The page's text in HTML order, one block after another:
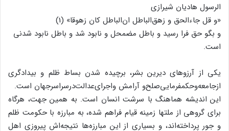
الرسول هادیان شیرازى
«و قل جاءالحق و زهق‌الباطل ان‌الباطل کان زهوقا» (1)
و بگو حق فرا رسید و باطل مضمحل و نابود شد و باطل نابود شدنى
است.
یکى از آرزوهاى دیرین بشر، برچیده شدن بساط ظلم و بیدادگرى
ازجامعه‌‌وحکمفرمایى‌‌صلح‌‌و آرامش واجراى‌‌عدالت‌‌درسراسرجهان است.
این اندیشه هماهنگ با سرشت انسان است. به همین جهت، هرگاه
براى گروهى از ملتها زمینه قیام فراهم شده، به مبارزه با حکومت ظلم
و جور پرداخته‌‌اند، و بسیارى از این مبارزه‌‌ها نتیجه‌‌اش پیروزى اهل